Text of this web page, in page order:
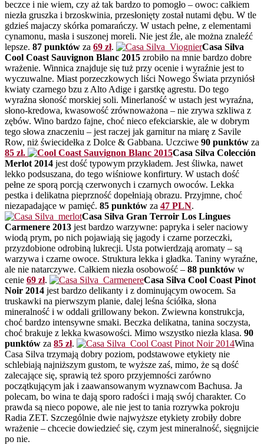
beczce i nie wiem, czy aż tak bardzo to pomogło – owoc: całkiem
niezła gruszka i brzoskwinia, przesłonięty został nutami dębu. W tle
gdzieś majaczy skórka pomarańczy. W ustach pełne, z elementami
cynamonu, masła i suszonej moreli. Nie jest źle, ale można znaleźć
lepsze. 87 punktów za 69 zł.
Casa Silva
Cool Coast Sauvignon Blanc 2015 zrobiło na mnie bardzo dobre
wrażenie. Winnica znajduje się tuż przy ocenie i wyraźnie jest to
wyczuwalne. Miast porzeczkowych liści Nowego Świata przyniósł
kwiaty czarnego bzu z Alto Adige i garstkę agrestu. Do tego
wyraźna słoność morskiej soli. Minerlaność w ustach jest wyraźna,
słono-kredowa, kwasowość zrównoważona – nie zrywa szkliwa z
zębów. Wino bardzo fajne, choć nieco efekciarskie, ale w dobrym
tego słowa znaczeniu – jest raczej jak garnitur na miarę z Savile
Row, niż świecidełka z Dolce & Gabbana. Uczciwe 90 punktów za
85 zł.
Casa Silva Colección
Merlot 2014 jest dość typowym przykładem. Jest śliwka, nawet
lekko podsuszana, do tego wiśniowe konfirtury. W ustach dość
pełne ze sporą porcją czerwonych i czarnych owoców. Lekka
pestka i delikatna pieprzność dopełniają obrazu. Przyjmne, choć
niezapadające w pamięć. 85 punktów za 47 PLN.
Casa Silva Gran Terroir Los Lingues
Carmenere 2013 jest bardzo warzywne: papryka i seler naciowy
wiodą prym, po nich pojawiają się jagody i czarne porzeczki,
przyzdobione odrobiną lukrecji. Usta potwierdzają aromaty – są
warzywa i czarne owoce. Struktura lekka i gładka. Taniny wyraźne,
ale nie natarczywe. Całkiem niezła osobowość – 88 punktów w
cenie 69 zł.
Casa Silva Cool Coast Pinot
Noir 2014 jest bardzo delikanty i z dominującym owocem. Sa
truskawki na pierwszym planie, dalej leśna ściółka, słona
mineralność i w oddali grillowany bekon. Zwiewna konstrukcja,
choć bardzo intensywne smaki. Beczka delikatna, tanina soczysta,
choć brakuje z lekka kwasowości. Mimo wszystko niezła klasa. 90
punktów za 85 zł.
Wina
Casa Silva trzymają dobry poziom, podstawowe etykiety nie
schlebiają najniższym gustom, te wyższe zaś, mimo, że są dość
zalecające się, sprawią też sporo przyjemności zarówno
początkującym jak i zaawansowanym wyznawcom Bachusa. Ja
polecam, bo wina te dają sporo radości i mają swój charakter. Co
prawda są nieco popowe, ale nie jest to tania rozrywka pokroju
Radia ZET. Szczególnie dwie najwyższe etykiety zrobiły dobre
wrażenie – chcecie dowiedzieć się, czym jest mineralność, sięgnijcie
po nie.